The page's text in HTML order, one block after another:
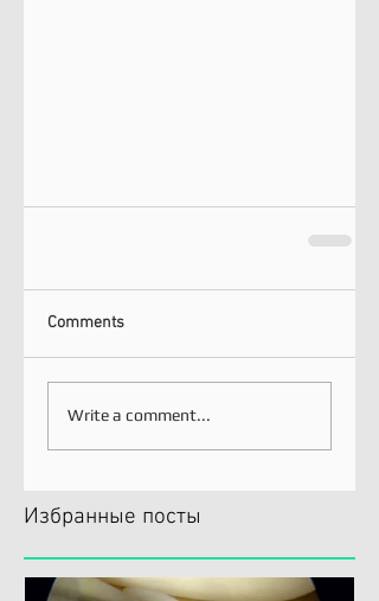
Comments
Write a comment...
Избранные посты